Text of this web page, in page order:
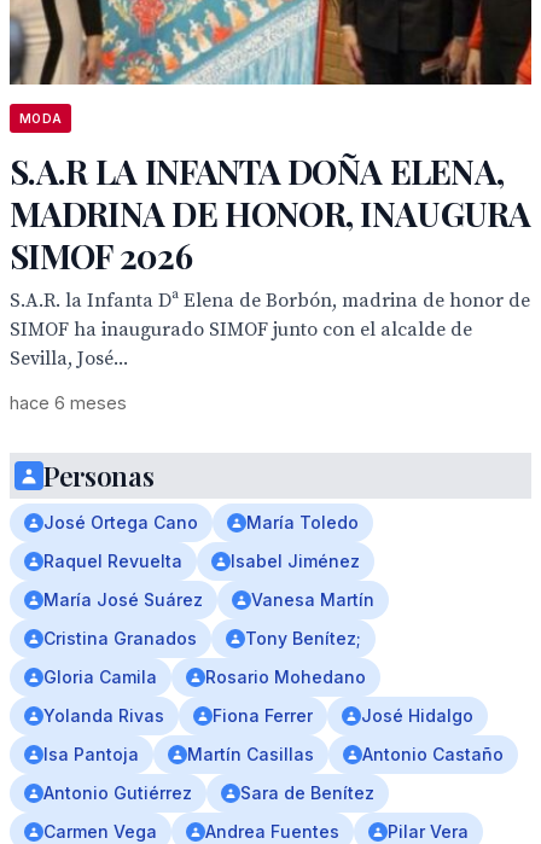
MODA
S.A.R LA INFANTA DOÑA ELENA,
MADRINA DE HONOR, INAUGURA
SIMOF 2026
S.A.R. la Infanta Dª Elena de Borbón, madrina de honor de
SIMOF ha inaugurado SIMOF junto con el alcalde de
Sevilla, José...
hace 6 meses
Personas
José Ortega Cano
María Toledo
Raquel Revuelta
Isabel Jiménez
María José Suárez
Vanesa Martín
Cristina Granados
Tony Benítez;
Gloria Camila
Rosario Mohedano
Yolanda Rivas
Fiona Ferrer
José Hidalgo
Isa Pantoja
Martín Casillas
Antonio Castaño
Antonio Gutiérrez
Sara de Benítez
Carmen Vega
Andrea Fuentes
Pilar Vera